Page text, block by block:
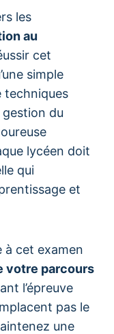
les
au
cet
simple
techniques
gestion du
lycéen doit
qui
et
à cet examen
votre parcours
l’épreuve
pas le
une